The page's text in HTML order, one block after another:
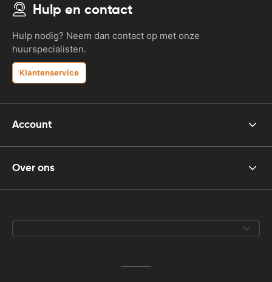
Hulp en contact
Hulp nodig? Neem dan contact op met onze
huurspecialisten.
Klantenservice
Account
Over ons